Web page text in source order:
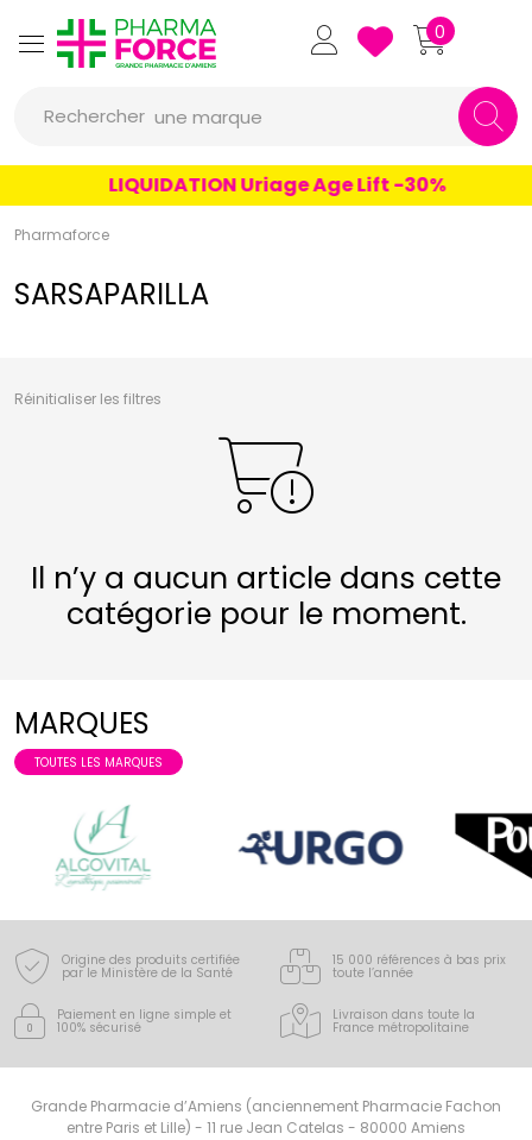
Pharmaforce Grande Pharmacie
0
Rechercher
un conseil
un produit
une marque
LIQUIDATION Uriage Age Lift -30%
Pharmaforce
SARSAPARILLA
Réinitialiser les filtres
Il n’y a aucun article dans cette
catégorie pour le moment.
MARQUES
TOUTES LES MARQUES
Origine des produits certifiée
par le Ministère de la Santé
15 000 références à bas prix
toute l’année
Paiement en ligne simple et
100% sécurisé
Livraison dans toute la
France métropolitaine
Grande Pharmacie d’Amiens (anciennement Pharmacie Fachon
entre Paris et Lille) - 11 rue Jean Catelas - 80000 Amiens